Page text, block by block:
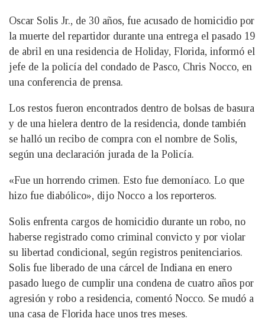
Oscar Solis Jr., de 30 años, fue acusado de homicidio por
la muerte del repartidor durante una entrega el pasado 19
de abril en una residencia de Holiday, Florida, informó el
jefe de la policía del condado de Pasco, Chris Nocco, en
una conferencia de prensa.
Los restos fueron encontrados dentro de bolsas de basura
y de una hielera dentro de la residencia, donde también
se halló un recibo de compra con el nombre de Solis,
según una declaración jurada de la Policía.
«Fue un horrendo crimen. Esto fue demoníaco. Lo que
hizo fue diabólico», dijo Nocco a los reporteros.
Solis enfrenta cargos de homicidio durante un robo, no
haberse registrado como criminal convicto y por violar
su libertad condicional, según registros penitenciarios.
Solis fue liberado de una cárcel de Indiana en enero
pasado luego de cumplir una condena de cuatro años por
agresión y robo a residencia, comentó Nocco. Se mudó a
una casa de Florida hace unos tres meses.